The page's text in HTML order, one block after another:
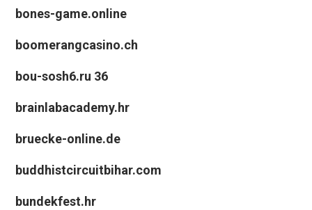
bones-game.online
boomerangcasino.ch
bou-sosh6.ru 36
brainlabacademy.hr
bruecke-online.de
buddhistcircuitbihar.com
bundekfest.hr